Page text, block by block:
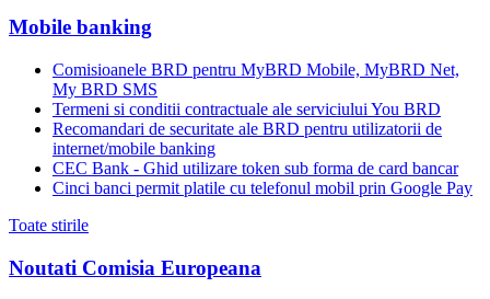
Mobile banking
Comisioanele BRD pentru MyBRD Mobile, MyBRD Net,
My BRD SMS
Termeni si conditii contractuale ale serviciului You BRD
Recomandari de securitate ale BRD pentru utilizatorii de
internet/mobile banking
CEC Bank - Ghid utilizare token sub forma de card bancar
Cinci banci permit platile cu telefonul mobil prin Google Pay
Toate stirile
Noutati Comisia Europeana